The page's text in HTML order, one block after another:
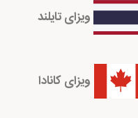
ویزای تایلند
ویزای کانادا